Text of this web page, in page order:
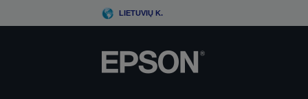
to
LIETUVIŲ K.